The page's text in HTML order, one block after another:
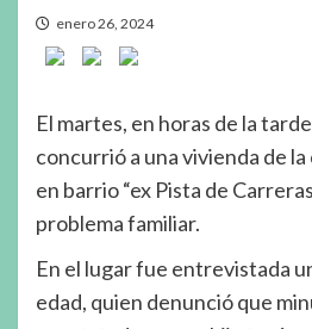
enero 26, 2024
El martes, en horas de la
concurrió a una vivienda de
en barrio “ex Pista de
problema familiar.
En el lugar fue entrevistada
edad, quien denunció que